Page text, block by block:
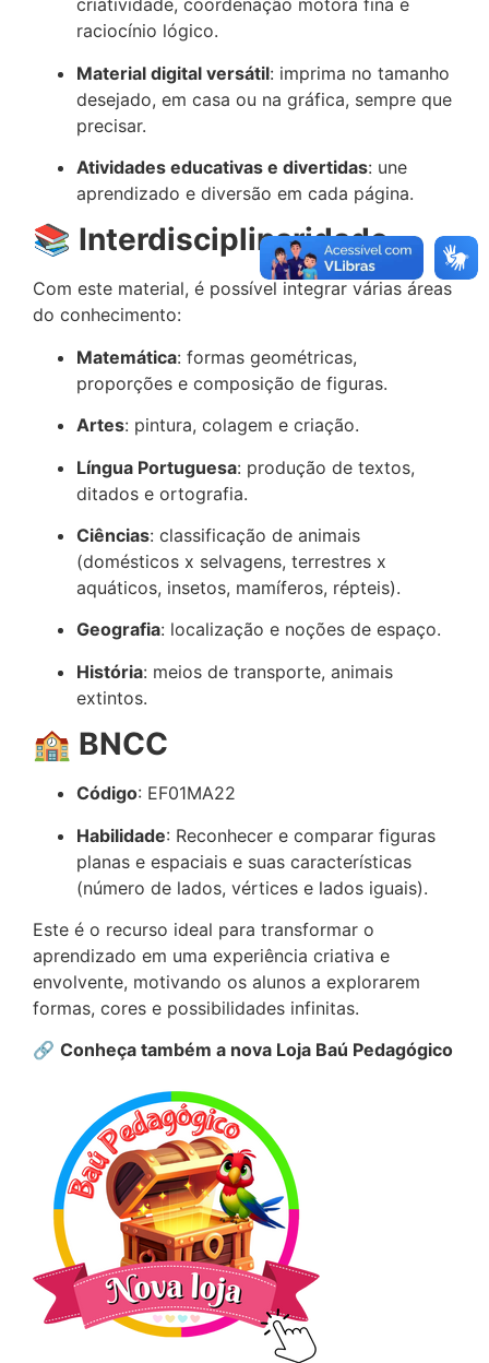
criatividade, coordenação motora fina e
raciocínio lógico.
Material digital versátil: imprima no tamanho
desejado, em casa ou na gráfica, sempre que
precisar.
Atividades educativas e divertidas: une
aprendizado e diversão em cada página.
📚 Interdisciplinaridade
Com este material, é possível integrar várias áreas
do conhecimento:
Matemática: formas geométricas,
proporções e composição de figuras.
Artes: pintura, colagem e criação.
Língua Portuguesa: produção de textos,
ditados e ortografia.
Ciências: classificação de animais
(domésticos x selvagens, terrestres x
aquáticos, insetos, mamíferos, répteis).
Geografia: localização e noções de espaço.
História: meios de transporte, animais
extintos.
🏫 BNCC
Código: EF01MA22
Habilidade: Reconhecer e comparar figuras
planas e espaciais e suas características
(número de lados, vértices e lados iguais).
Este é o recurso ideal para transformar o
aprendizado em uma experiência criativa e
envolvente, motivando os alunos a explorarem
formas, cores e possibilidades infinitas.
🔗 Conheça também a nova Loja Baú Pedagógico